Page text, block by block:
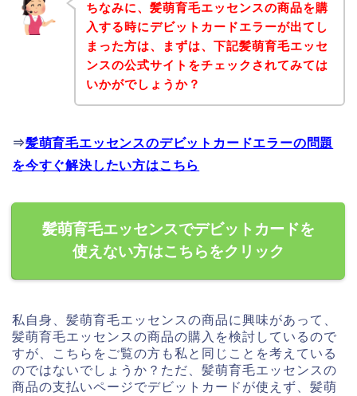
ちなみに、髪萌育毛エッセンスの商品を購
入する時にデビットカードエラーが出てし
まった方は、まずは、下記髪萌育毛エッセ
ンスの公式サイトをチェックされてみては
いかがでしょうか？
⇒髪萌育毛エッセンスのデビットカードエラーの問題
を今すぐ解決したい方はこちら
髪萌育毛エッセンスでデビットカードを
使えない方はこちらをクリック
私自身、髪萌育毛エッセンスの商品に興味があって、
髪萌育毛エッセンスの商品の購入を検討しているので
すが、こちらをご覧の方も私と同じことを考えている
のではないでしょうか？ただ、髪萌育毛エッセンスの
商品の支払いページでデビットカードが使えず、髪萌